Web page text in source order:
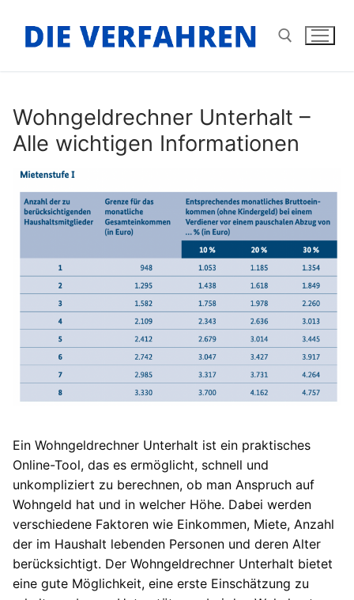
Inhalt
springen
Wohngeldrechner Unterhalt –
Alle wichtigen Informationen
Ein Wohngeldrechner Unterhalt ist ein praktisches
Online-Tool, das es ermöglicht, schnell und
unkompliziert zu berechnen, ob man Anspruch auf
Wohngeld hat und in welcher Höhe. Dabei werden
verschiedene Faktoren wie Einkommen, Miete, Anzahl
der im Haushalt lebenden Personen und deren Alter
berücksichtigt. Der Wohngeldrechner Unterhalt bietet
eine gute Möglichkeit, eine erste Einschätzung zu